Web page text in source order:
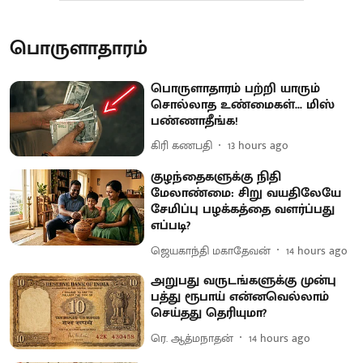
பொருளாதாரம்
பொருளாதாரம் பற்றி யாரும்
சொல்லாத உண்மைகள்... மிஸ்
பண்ணாதீங்க!
கிரி கணபதி 13 hours ago
குழந்தைகளுக்கு நிதி
மேலாண்மை: சிறு வயதிலேயே
சேமிப்பு பழக்கத்தை வளர்ப்பது
எப்படி?
ஜெயகாந்தி மகாதேவன் 14 hours ago
அறுபது வருடங்களுக்கு முன்பு
பத்து ரூபாய் என்னவெல்லாம்
செய்தது தெரியுமா?
ரெ. ஆத்மநாதன் 14 hours ago